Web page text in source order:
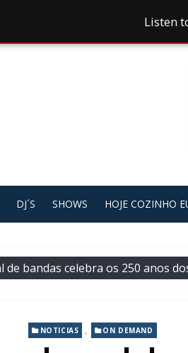
Listen
DJ´S SHOWS HOJE COZINHO
de bandas celebra os 250 anos
NOTICIAS , ON DEMAND